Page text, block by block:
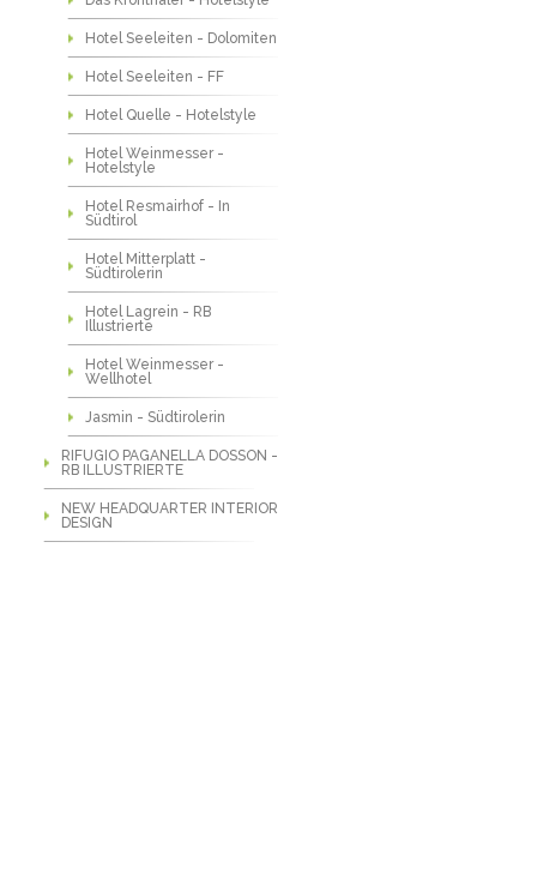
Hotel Seeleiten - Dolomiten
Hotel Seeleiten - FF
Hotel Quelle - Hotelstyle
Hotel Weinmesser -
Hotelstyle
Hotel Resmairhof - In
Südtirol
Hotel Mitterplatt -
Südtirolerin
Hotel Lagrein - RB
Illustrierte
Hotel Weinmesser -
Wellhotel
Jasmin - Südtirolerin
RIFUGIO PAGANELLA DOSSON -
RB ILLUSTRIERTE
NEW HEADQUARTER INTERIOR
DESIGN